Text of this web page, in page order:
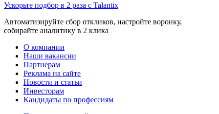
Ускорьте подбор в 2 раза с Talantix
Автоматизируйте сбор откликов, настройте воронку,
собирайте аналитику в 2 клика
О компании
Наши вакансии
Партнерам
Реклама на сайте
Новости и статьи
Инвесторам
Кандидаты по профессиям